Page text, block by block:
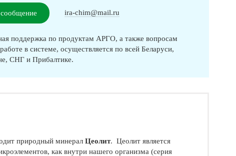
ira-chim@mail.ru
поддержка по продуктам АРГО, а также вопросам
в системе, осуществляется по всей Беларуси,
СНГ и Прибалтике.
природный минерал Цеолит. Цеолит является
как внутри нашего организма (серия